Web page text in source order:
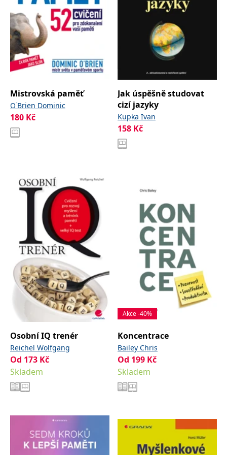
Mistrovská paměť
O˙Brien Dominic
180 Kč
Jak úspěšně studovat
cizí jazyky
Kupka Ivan
158 Kč
Osobní IQ trenér
Reichel Wolfgang
Od 173 Kč
Skladem
Akce -40%
Koncentrace
Bailey Chris
Od 199 Kč
Skladem
IDE
Google LLC
.doubleclick.net
Tento soubor cookie
nastavuje společnost
Doubleclick a provádí
informace o tom, jak
koncový uživatel používá
webové stránky a
jakoukoli reklamu,
mohl vidět před
návštěvou uvedeného
.adform.net 2 měsíce
Tento soubor cookie
poskytuje jednoznačně
přiřazené strojově
generované ID uživatele
a shromažďuje údaje o